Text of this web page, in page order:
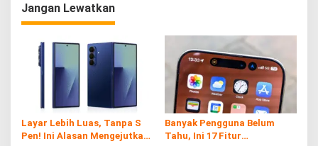
Jangan Lewatkan
Layar Lebih Luas, Tanpa S
Pen! Ini Alasan Mengejutkan
Banyak Pengguna Belum
Tahu, Ini 17 Fitur